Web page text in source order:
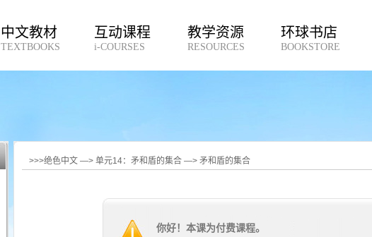
中文教材
TEXTBOOKS
互动课程
i-COURSES
教学资源
RESOURCES
环球书店
BOOKSTORE
>>>绝色中文 —> 单元14：矛和盾的集合 —> 矛和盾的集合
你好！本课为付费课程。